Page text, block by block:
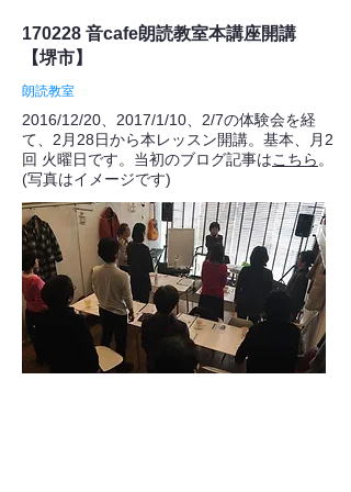
170228 音cafe朗読教室本講座開講
【堺市】
朗読教室
2016/12/20、2017/1/10、2/7の体験会を経
て、2月28日から本レッスン開講。基本、月2
回 火曜日です。当初のブログ記事はこちら 。
(写真はイメージです)